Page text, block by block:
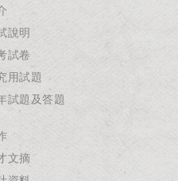
說明
試卷
用試題
試題及答題
文摘